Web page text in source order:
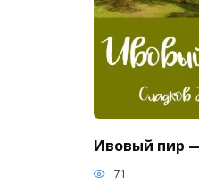
Ивовый пир
71